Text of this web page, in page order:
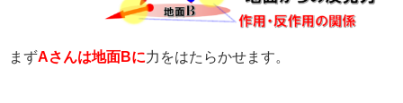
まずAさんは地面Bに力をはたらかせます。